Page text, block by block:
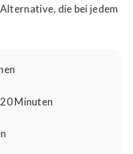
die bei jedem
20 Minuten